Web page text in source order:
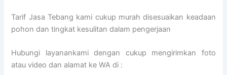
Tarif Jasa Tebang kami cukup murah disesuaikan keadaan
pohon dan tingkat kesulitan dalam pengerjaan
Hubungi layanankami dengan cukup mengirimkan foto
atau video dan alamat ke WA di :